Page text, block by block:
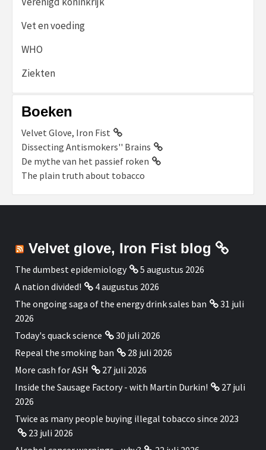
Vet en voeding
WHO
Ziekten
Boeken
Velvet Glove, Iron Fist
Dissecting Antismokers'' Brains
De mythe van het passief roken
The plain truth about tobacco
Velvet glove, Iron Fist blog
The dumbest epidemiology
5 augustus 2026
A nation divided!
4 augustus 2026
The ongoing saga of the energy drink sales ban
31 juli
2026
Today's quack science
30 juli 2026
Repeal the smoking ban
28 juli 2026
More cash for ASH
27 juli 2026
Inside the Sausage Factory - with Martin Durkin!
27 juli
2026
Twice as many people buying illegal tobacco since 2023
23 juli 2026